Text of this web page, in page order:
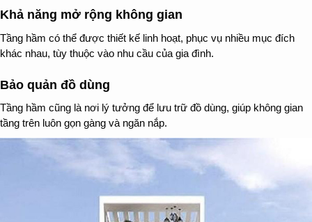
Khả năng mở rộng không gian
Tầng hầm có thể được thiết kế linh hoạt, phục vụ nhiều mục đích
khác nhau, tùy thuộc vào nhu cầu của gia đình.
Bảo quản đồ dùng
Tầng hầm cũng là nơi lý tưởng để lưu trữ đồ dùng, giúp không gian
tầng trên luôn gọn gàng và ngăn nắp.